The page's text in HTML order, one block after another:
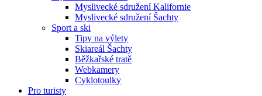
Myslivecké sdružení Kalifornie
Myslivecké sdružení Šachty
Sport a ski
Tipy na výlety
Skiareál Šachty
Běžkařské tratě
Webkamery
Cyklotoulky
Pro turisty